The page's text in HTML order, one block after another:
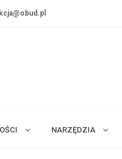
NARZĘDZIA